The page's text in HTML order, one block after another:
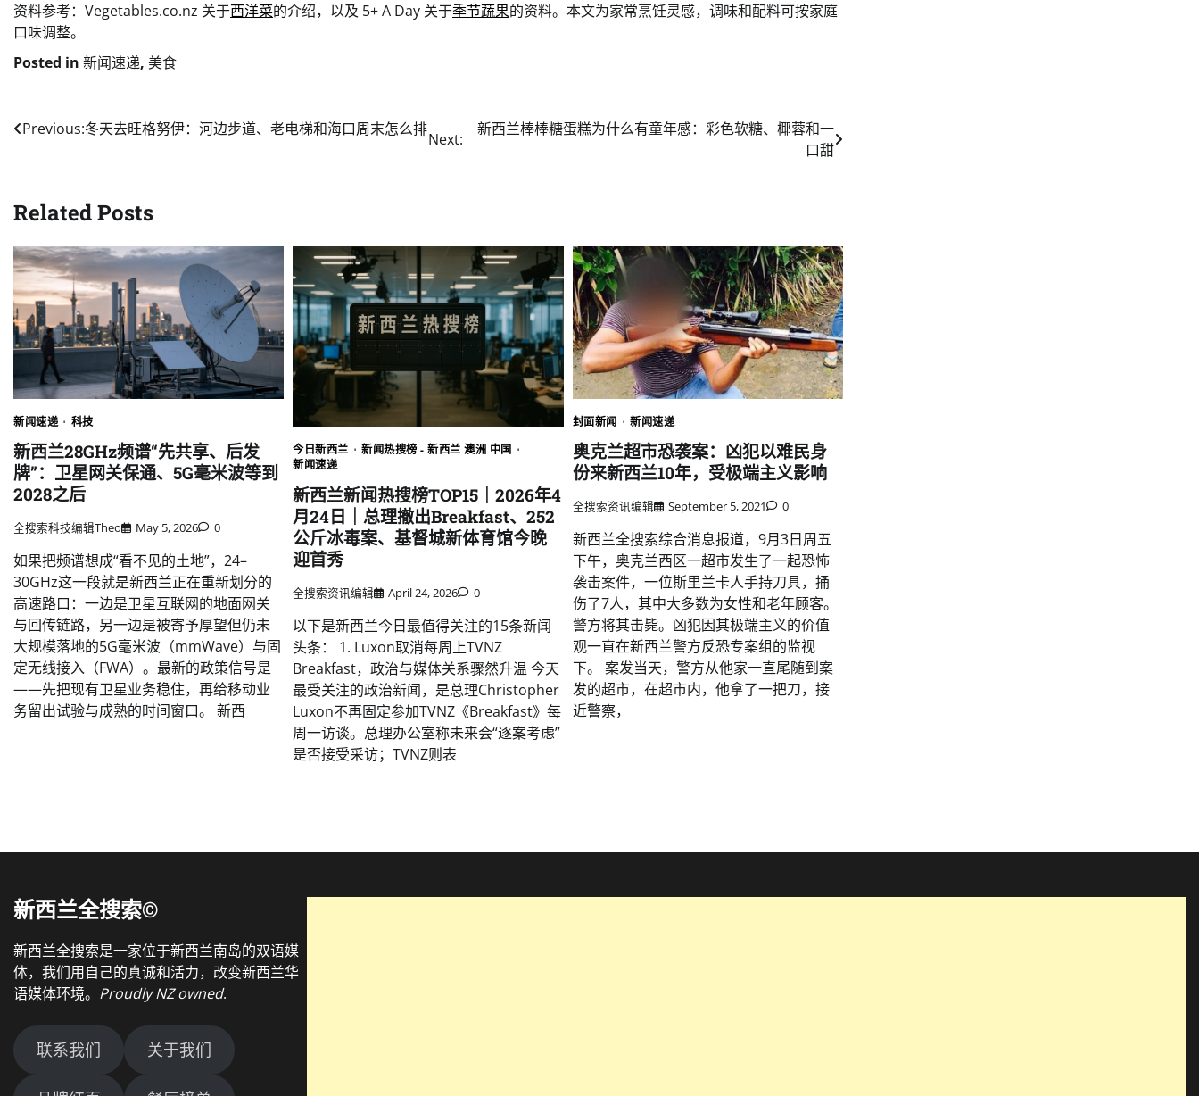
资料参考：Vegetables.co.nz 关于西洋菜的介绍，以及 5+ A Day 关于季节蔬果的资料。本文为家常烹饪灵感，调味和配料可按家庭
口味调整。
Posted in 新闻速递, 美食
Post
Previous:冬天去旺格努伊：河边步道、老电梯和海口周末怎么排
Next:
新西兰棒棒糖蛋糕为什么有童年感：彩色软糖、椰蓉和一
口甜
Related Posts
新闻速递 科技
新西兰28GHz频谱“先共享、后发
牌”：卫星网关保通、5G毫米波等到
2028之后
全搜索科技编辑Theo May 5, 2026 0
如果把频谱想成“看不见的土地”，24–
30GHz这一段就是新西兰正在重新划分的
高速路口：一边是卫星互联网的地面网关
与回传链路，另一边是被寄予厚望但仍未
大规模落地的5G毫米波（mmWave）与固
定无线接入（FWA）。最新的政策信号是
——先把现有卫星业务稳住，再给移动业
务留出试验与成熟的时间窗口。 新西
今日新西兰
新闻热搜榜 - 新西兰 澳洲 中国
新闻速递
新西兰新闻热搜榜TOP15｜2026年4
月24日｜总理撤出Breakfast、252
公斤冰毒案、基督城新体育馆今晚
迎首秀
全搜索资讯编辑 April 24, 2026 0
以下是新西兰今日最值得关注的15条新闻
头条： 1. Luxon取消每周上TVNZ
Breakfast，政治与媒体关系骤然升温 今天
最受关注的政治新闻，是总理Christopher
Luxon不再固定参加TVNZ《Breakfast》每
周一访谈。总理办公室称未来会“逐案考虑”
是否接受采访；TVNZ则表
封面新闻 新闻速递
奥克兰超市恐袭案：凶犯以难民身
份来新西兰10年，受极端主义影响
全搜索资讯编辑 September 5, 2021 0
新西兰全搜索综合消息报道，9月3日周五
下午，奥克兰西区一超市发生了一起恐怖
袭击案件，一位斯里兰卡人手持刀具，捅
伤了7人，其中大多数为女性和老年顾客。
警方将其击毙。凶犯因其极端主义的价值
观一直在新西兰警方反恐专案组的监视
下。 案发当天，警方从他家一直尾随到案
发的超市，在超市内，他拿了一把刀，接
近警察，
新西兰全搜索©
新西兰全搜索是一家位于新西兰南岛的双语媒
体，我们用自己的真诚和活力，改变新西兰华
语媒体环境。 Proudly NZ owned.
联系我们 关于我们